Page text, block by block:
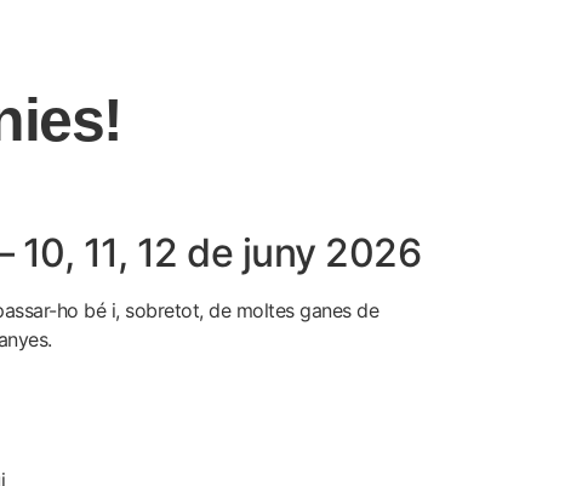
11, 12 de juny 2026
ho bé i, sobretot, de moltes ganes de